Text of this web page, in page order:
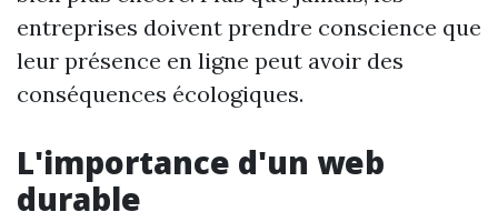
entreprises doivent prendre conscience que
leur présence en ligne peut avoir des
conséquences écologiques.
L'importance d'un web
durable